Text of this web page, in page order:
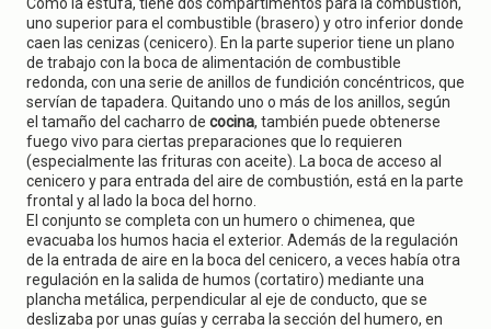
uno superior para el combustible (brasero) y otro inferior donde
caen las cenizas (cenicero). En la parte superior tiene un plano
de trabajo con la boca de alimentación de combustible
redonda, con una serie de anillos de fundición concéntricos, que
servían de tapadera. Quitando uno o más de los anillos, según
el tamaño del cacharro de cocina, también puede obtenerse
fuego vivo para ciertas preparaciones que lo requieren
(especialmente las frituras con aceite). La boca de acceso al
cenicero y para entrada del aire de combustión, está en la parte
frontal y al lado la boca del horno.
El conjunto se completa con un humero o chimenea, que
evacuaba los humos hacia el exterior. Además de la regulación
de la entrada de aire en la boca del cenicero, a veces había otra
regulación en la salida de humos (cortatiro) mediante una
plancha metálica, perpendicular al eje de conducto, que se
deslizaba por unas guías y cerraba la sección del humero, en